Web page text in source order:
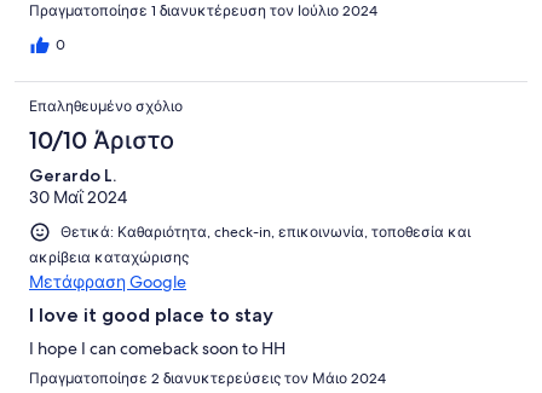
Πραγματοποίησε 1 διανυκτέρευση τον Ιούλιο 2024
0
Επαληθευμένο σχόλιο
10/10 Άριστο
Gerardo L.
30 Μαΐ 2024
Θετικά: Καθαριότητα, check-in, επικοινωνία, τοποθεσία και
ακρίβεια καταχώρισης
Μετάφραση Google
I love it good place to stay
I hope I can comeback soon to HH
Πραγματοποίησε 2 διανυκτερεύσεις τον Μάιο 2024